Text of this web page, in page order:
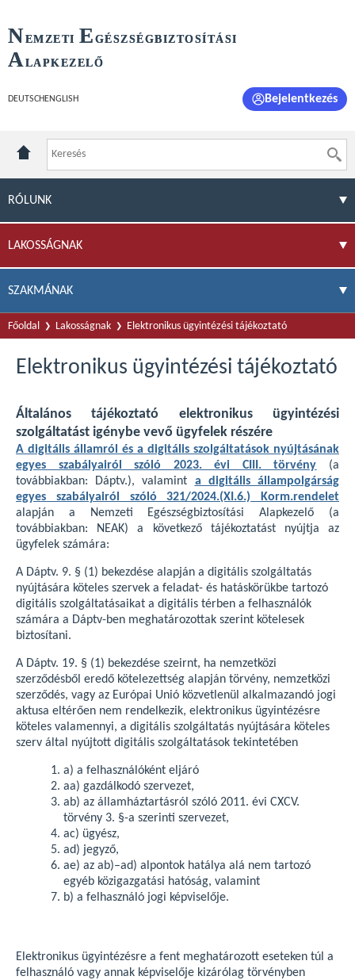
NEMZETI E GÉSZSÉGBIZTOSÍTÁSI
ALAPKEZELŐ
DEUTSCH ENGLISH Bejelentkezés
RÓLUNK
LAKOSSÁGNAK
SZAKMÁNAK
Főoldal Lakosságnak Elektronikus ügyintézési tájékoztató
Elektronikus ügyintézési tájékoztató
Általános tájékoztató elektronikus ügyintézési
szolgáltatást igénybe vevő ügyfelek részére
A digitális államról és a digitális szolgáltatások nyújtásának
egyes szabályairól szóló 2023. évi CIII. törvény (a
továbbiakban: Dáptv.), valamint a digitális állampolgárság
egyes szabályairól szóló 321/2024.(XI.6.) Korm.rendelet
alapján a Nemzeti Egészségbiztosítási Alapkezelő (a
továbbiakban: NEAK) a következő tájékoztatást nyújtja az
ügyfelek számára:
A Dáptv. 9. § (1) bekezdése alapján a digitális szolgáltatás
nyújtására köteles szervek a feladat- és hatáskörükbe tartozó
digitális szolgáltatásaikat a digitális térben a felhasználók
számára a Dáptv-ben meghatározottak szerint kötelesek
biztosítani.
A Dáptv. 19. § (1) bekezdése szeirnt, ha nemzetközi
szerződésből eredő kötelezettség alapján törvény, nemzetközi
szerződés, vagy az Európai Unió közvetlenül alkalmazandó jogi
aktusa eltérően nem rendelkezik, elektronikus ügyintézésre
köteles valamennyi, a digitális szolgáltatás nyújtására köteles
szerv által nyújtott digitális szolgáltatások tekintetében
a) a felhasználóként eljáró
aa) gazdálkodó szervezet,
ab) az államháztartásról szóló 2011. évi CXCV.
törvény 3. §-a szerinti szervezet,
ac) ügyész,
ad) jegyző,
ae) az ab)–ad) alpontok hatálya alá nem tartozó
egyéb közigazgatási hatóság, valamint
b) a felhasználó jogi képviselője.
Elektronikus ügyintézésre a fent meghatározott eseteken túl a
felhasználó vagy annak képviselője kizárólag törvényben